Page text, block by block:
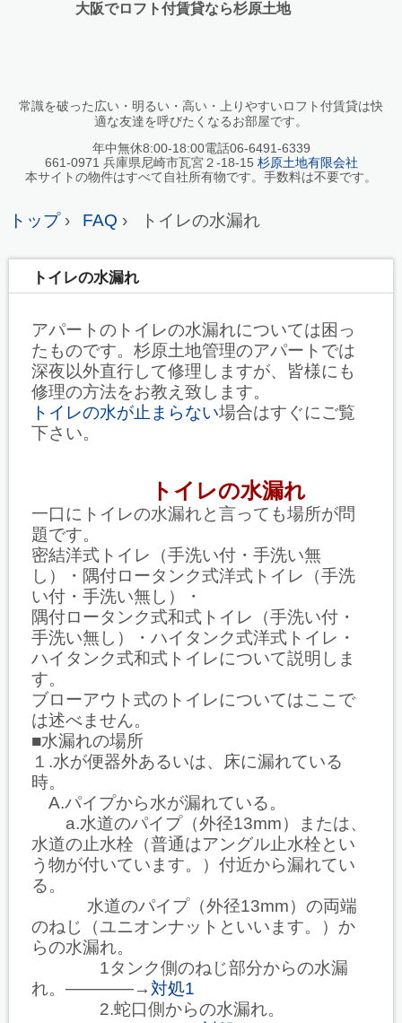
大阪でロフト付賃貸なら杉原土地
常識を破った広い・明るい・高い・上りやすいロフト付賃貸は快
適な友達を呼びたくなるお部屋です。
年中無休8:00-18:00電話06-6491-6339
661-0971 兵庫県尼崎市瓦宮２-18-15 杉原土地有限会社
本サイトの物件はすべて自社所有物です。手数料は不要です。
トップ› FAQ › トイレの水漏れ
トイレの水漏れ
アパートのトイレの水漏れについては困っ
たものです。杉原土地管理のアパートでは
深夜以外直行して修理しますが、皆様にも
修理の方法をお教え致します。
トイレの水が止まらない場合はすぐにご覧
下さい。
トイレの水漏れ
一口にトイレの水漏れと言っても場所が問
題です。
密結洋式トイレ（手洗い付・手洗い無
し）・隅付ロータンク式洋式トイレ（手洗
い付・手洗い無し）・
隅付ロータンク式和式トイレ（手洗い付・
手洗い無し）・ハイタンク式洋式トイレ・
ハイタンク式和式トイレについて説明しま
す。
ブローアウト式のトイレについてはここで
は述べません。
■水漏れの場所
１.水が便器外あるいは、床に漏れている
時。
A.パイプから水が漏れている。
a.水道のパイプ（外径13mm）または、
水道の止水栓（普通はアングル止水栓とい
う物が付いています。）付近から漏れてい
る。
水道のパイプ（外径13mm）の両端
のねじ（ユニオンナットといいます。）か
らの水漏れ。
1タンク側のねじ部分からの水漏
れ。――――→ 対処1
2.蛇口側からの水漏れ。